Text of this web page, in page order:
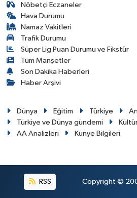
Nöbetçi Eczaneler
Hava Durumu
Namaz Vakitleri
Trafik Durumu
Süper Lig Puan Durumu ve Fikstür
Tüm Manşetler
Son Dakika Haberleri
Haber Arşivi
Dünya Eğitim Türkiye
Türkiye ve Dünya gündemi
AA Analizleri
Künye Bilgileri
RSS Copyright ©